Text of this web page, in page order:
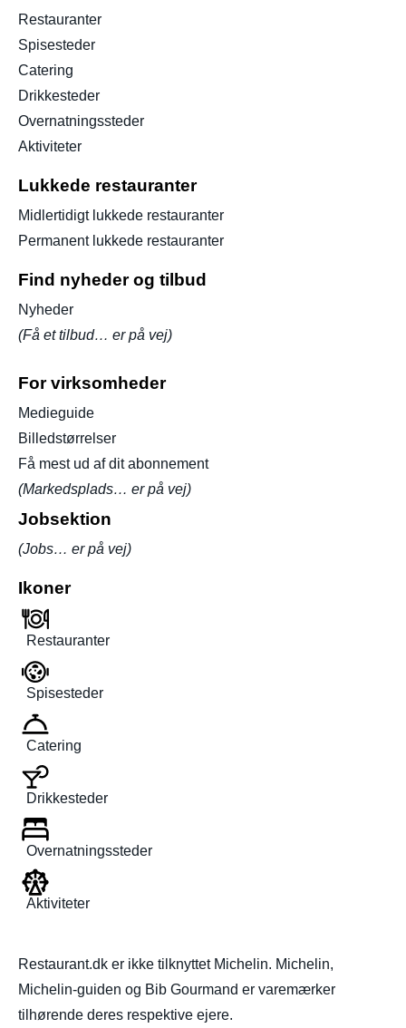
Restauranter
Spisesteder
Catering
Drikkesteder
Overnatningssteder
Aktiviteter
Lukkede restauranter
Midlertidigt lukkede restauranter
Permanent lukkede restauranter
Find nyheder og tilbud
Nyheder
(Få et tilbud… er på vej)
For virksomheder
Medieguide
Billedstørrelser
Få mest ud af dit abonnement
(Markedsplads… er på vej)
Jobsektion
(Jobs… er på vej)
Ikoner
Restauranter
Spisesteder
Catering
Drikkesteder
Overnatningssteder
Aktiviteter
Restaurant.dk er ikke tilknyttet Michelin. Michelin,
Michelin-guiden og Bib Gourmand er varemærker
tilhørende deres respektive ejere.